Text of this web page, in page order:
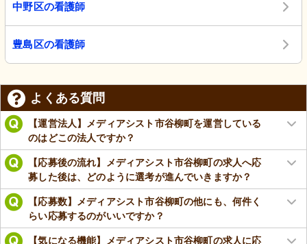
中野区の看護師
豊島区の看護師
よくある質問
【運営法人】メディアシスト市谷柳町を運営している
のはどこの法人ですか？
【応募後の流れ】メディアシスト市谷柳町の求人へ応
募した後は、どのように選考が進んでいきますか？
【応募数】メディアシスト市谷柳町の他にも、何件く
らい応募するのがいいですか？
【気になる機能】メディアシスト市谷柳町の求人に応